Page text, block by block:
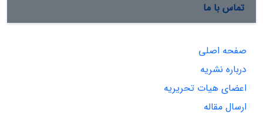
تماس با ما
صفحه اصلی
درباره نشریه
اعضای هیات تحریریه
ارسال مقاله